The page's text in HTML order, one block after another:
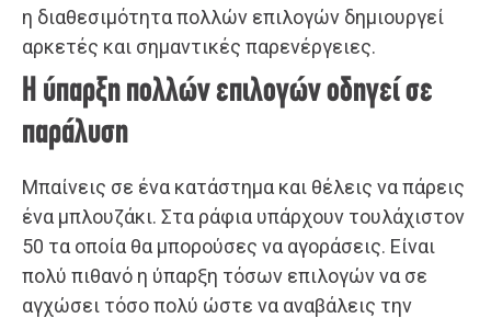
η διαθεσιμότητα πολλών επιλογών δημιουργεί
αρκετές και σημαντικές παρενέργειες.
Η ύπαρξη πολλών επιλογών οδηγεί σε
παράλυση
Μπαίνεις σε ένα κατάστημα και θέλεις να πάρεις
ένα μπλουζάκι. Στα ράφια υπάρχουν τουλάχιστον
50 τα οποία θα μπορούσες να αγοράσεις. Είναι
πολύ πιθανό η ύπαρξη τόσων επιλογών να σε
αγχώσει τόσο πολύ ώστε να αναβάλεις την